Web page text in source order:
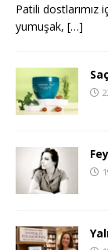
Patili dostlarımız
yumuşak, […]